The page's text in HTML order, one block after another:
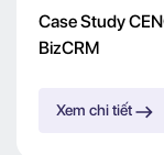
Case Study
BizCRM
Xem chi tiết